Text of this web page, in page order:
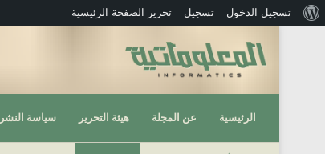
نبذة
ووردبريس
تسجيل الدخول تسجيل تحرير الصفحة الرئيسية
الرئيسية عن المجلة هيئة التحرير سياسة النشر